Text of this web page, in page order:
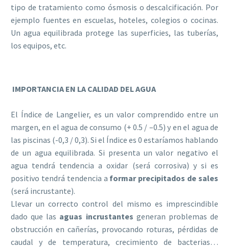
tipo de tratamiento como ósmosis o descalcificación. Por
ejemplo fuentes en escuelas, hoteles, colegios o cocinas.
Un agua equilibrada protege las superficies, las tuberías,
los equipos, etc.
IMPORTANCIA EN LA CALIDAD DEL AGUA
El Índice de Langelier, es un valor comprendido entre un
margen, en el agua de consumo (+ 0.5 / –0.5) y en el agua de
las piscinas (-0,3 / 0,3). Si el Índice es 0 estaríamos hablando
de un agua equilibrada. Si presenta un valor negativo el
agua tendrá tendencia a oxidar (será corrosiva) y si es
positivo tendrá tendencia a formar precipitados de sales
(será incrustante).
Llevar un correcto control del mismo es imprescindible
dado que las aguas incrustantes generan problemas de
obstrucción en cañerías, provocando roturas, pérdidas de
caudal y de temperatura, crecimiento de bacterias…